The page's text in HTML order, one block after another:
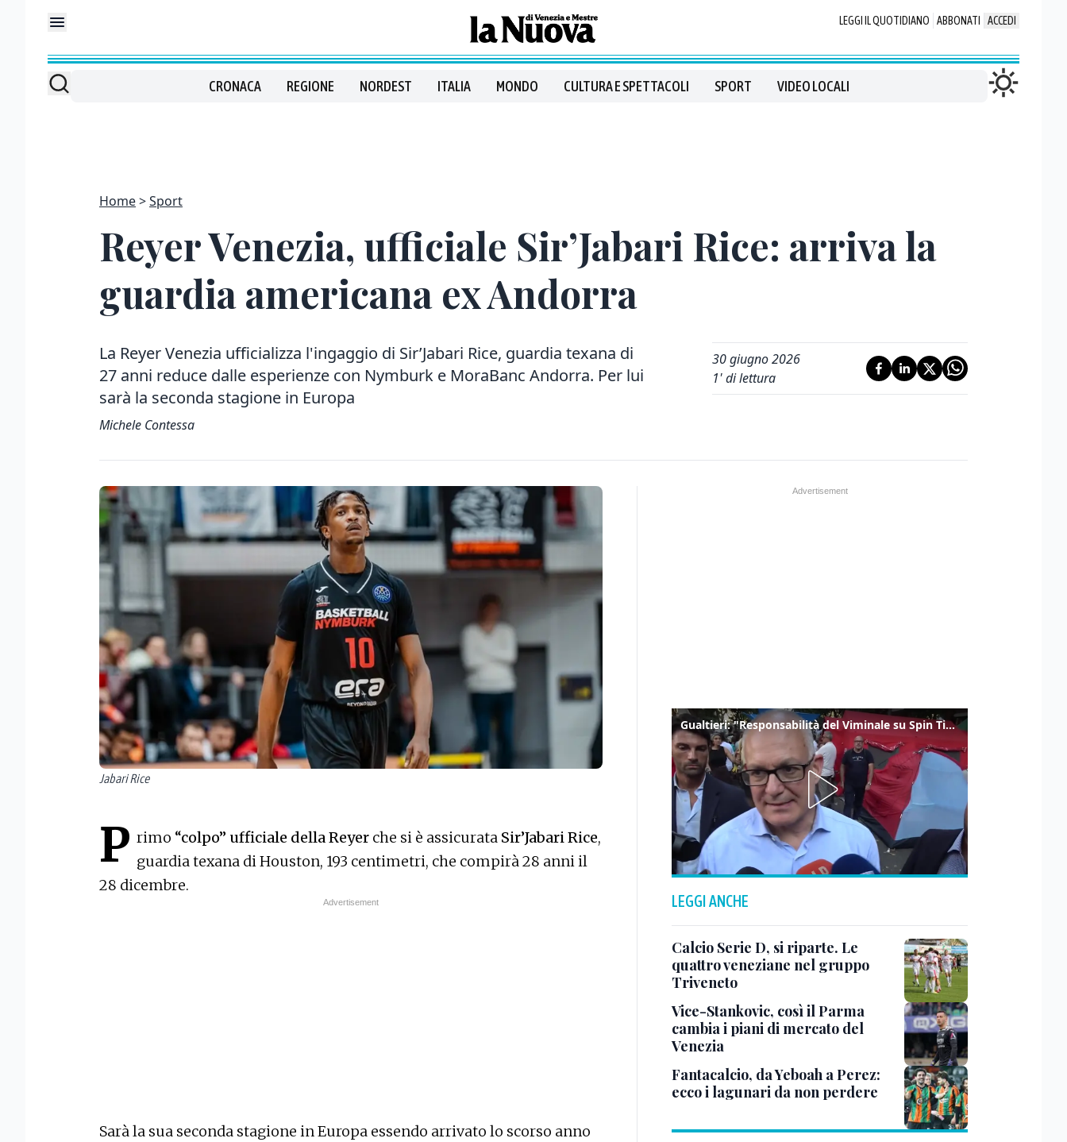
LEGGI IL QUOTIDIANO ABBONATI ACCEDI
CRONACA REGIONE NORDEST ITALIA MONDO CULTURA E SPETTACOLI SPORT VIDEO LOCALI
Home Sport
Reyer Venezia, ufficiale Sir’Jabari Rice: arriva la
guardia americana ex Andorra
La Reyer Venezia ufficializza l'ingaggio di Sir’Jabari Rice, guardia texana di
27 anni reduce dalle esperienze con Nymburk e MoraBanc Andorra. Per lui
sarà la seconda stagione in Europa
Michele Contessa
30 giugno 2026
1' di lettura
Jabari Rice
P rimo “colpo” ufficiale della Reyer che si è assicurata Sir’Jabari Rice,
guardia texana di Houston, 193 centimetri, che compirà 28 anni il
28 dicembre.
Sarà la sua seconda stagione in Europa essendo arrivato lo scorso anno
Gualtieri: "Responsabilità del Viminale su Spin Time? La posizione dei partiti è nota"
LEGGI ANCHE
Calcio Serie D, si riparte. Le
quattro veneziane nel gruppo
Triveneto
Vice-Stankovic, così il Parma
cambia i piani di mercato del
Venezia
Fantacalcio, da Yeboah a Perez:
ecco i lagunari da non perdere